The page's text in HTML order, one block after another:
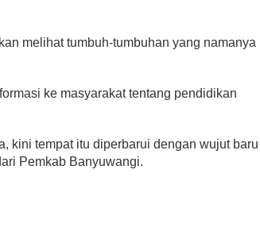
melihat tumbuh-tumbuhan yang namanya
ke masyarakat tentang pendidikan
kini tempat itu diperbarui dengan wujut baru
Pemkab Banyuwangi.